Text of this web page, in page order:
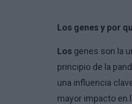
Los genes y por
Los genes son la
principio de la
una influencia
mayor impacto en